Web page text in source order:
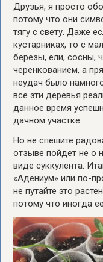
Друзья, я просто
потому что они
тягу с свету. Даже
кустарниках, то с
березы, ели, сосны,
черенкованием, а
неудач было
все эти деревья
данное время
дачном участке.
Но не спешите
отзыве пойдет не о
виде суккулента.
«Адениум» или по-
не путайте это
потому что иногда